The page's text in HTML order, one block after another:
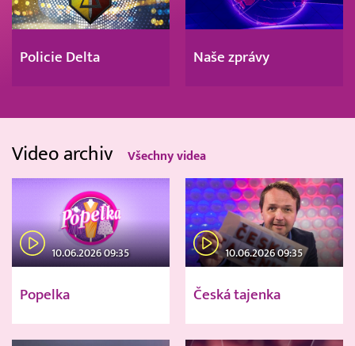
Policie Delta Naše zprávy
Video archiv Všechny videa
10.06.2026 09:35
Popelka
10.06.2026 09:35
Česká tajenka